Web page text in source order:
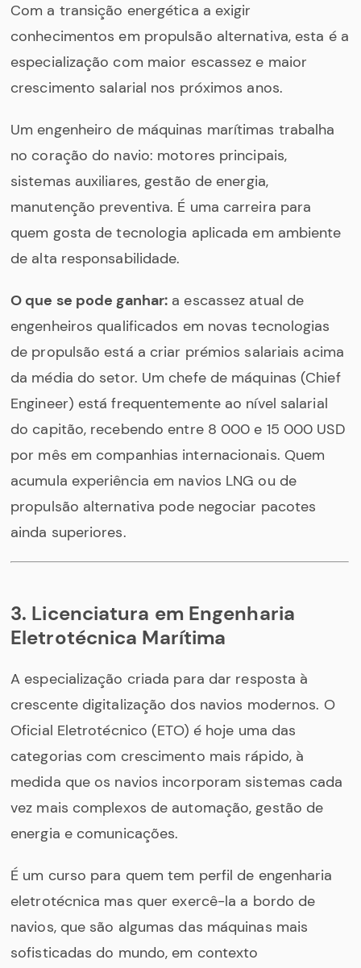
Com a transição energética a exigir
conhecimentos em propulsão alternativa, esta é a
especialização com maior escassez e maior
crescimento salarial nos próximos anos.
Um engenheiro de máquinas marítimas trabalha
no coração do navio: motores principais,
sistemas auxiliares, gestão de energia,
manutenção preventiva. É uma carreira para
quem gosta de tecnologia aplicada em ambiente
de alta responsabilidade.
O que se pode ganhar: a escassez atual de
engenheiros qualificados em novas tecnologias
de propulsão está a criar prémios salariais acima
da média do setor. Um chefe de máquinas (Chief
Engineer) está frequentemente ao nível salarial
do capitão, recebendo entre 8 000 e 15 000 USD
por mês em companhias internacionais. Quem
acumula experiência em navios LNG ou de
propulsão alternativa pode negociar pacotes
ainda superiores.
3. Licenciatura em Engenharia
Eletrotécnica Marítima
A especialização criada para dar resposta à
crescente digitalização dos navios modernos. O
Oficial Eletrotécnico (ETO) é hoje uma das
categorias com crescimento mais rápido, à
medida que os navios incorporam sistemas cada
vez mais complexos de automação, gestão de
energia e comunicações.
É um curso para quem tem perfil de engenharia
eletrotécnica mas quer exercê-la a bordo de
navios, que são algumas das máquinas mais
sofisticadas do mundo, em contexto